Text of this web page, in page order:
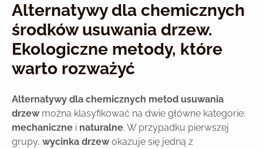
Alternatywy dla chemicznych
środków usuwania drzew.
Ekologiczne metody, które
warto rozważyć
Alternatywy dla chemicznych metod usuwania
drzewmożna klasyfikować na dwie główne kategorie:
mechaniczne i naturalne. W przypadku pierwszej
grupy, wycinka drzewokazuje się jedną z